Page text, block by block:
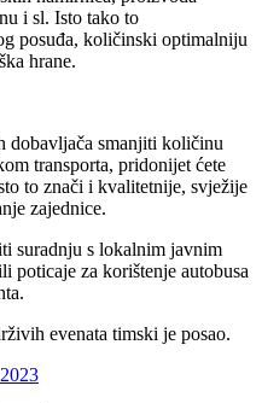
i sl. Isto tako to
posuđa, količinski optimalniju
hrane.
dobavljača smanjiti količinu
transporta, pridonijet ćete
to znači i kvalitetnije, svježije
zajednice.
suradnju s lokalnim javnim
poticaje za korištenje autobusa
evenata timski je posao.